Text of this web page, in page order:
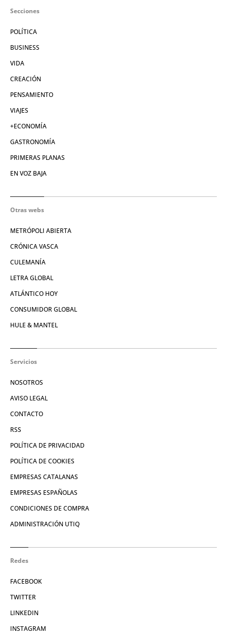
Secciones
POLÍTICA
BUSINESS
VIDA
CREACIÓN
PENSAMIENTO
VIAJES
+ECONOMÍA
GASTRONOMÍA
PRIMERAS PLANAS
EN VOZ BAJA
Otras webs
METRÓPOLI ABIERTA
CRÓNICA VASCA
CULEMANÍA
LETRA GLOBAL
ATLÁNTICO HOY
CONSUMIDOR GLOBAL
HULE & MANTEL
Servicios
NOSOTROS
AVISO LEGAL
CONTACTO
RSS
POLÍTICA DE PRIVACIDAD
POLÍTICA DE COOKIES
EMPRESAS CATALANAS
EMPRESAS ESPAÑOLAS
CONDICIONES DE COMPRA
ADMINISTRACIÓN UTIQ
Redes
FACEBOOK
TWITTER
LINKEDIN
INSTAGRAM